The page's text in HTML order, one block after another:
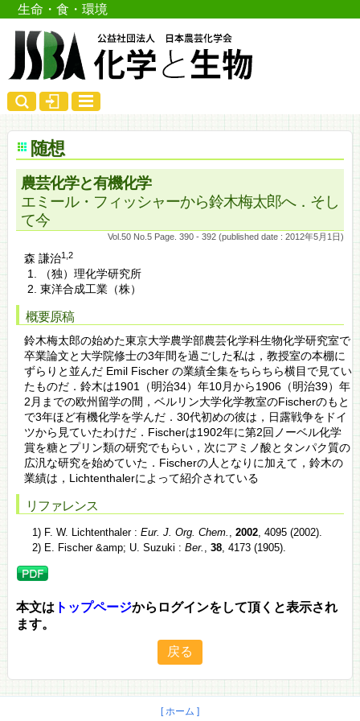
生命・食・環境
随想
農芸化学と有機化学
エミール・フィッシャーから鈴木梅太郎へ．そし
て今
Vol.50 No.5 Page. 390 - 392 (published date : 2012年5月1日)
森 謙治1,2
（独）理化学研究所
東洋合成工業（株）
概要原稿
鈴木梅太郎の始めた東京大学農学部農芸化学科生物化学研究室で
卒業論文と大学院修士の3年間を過ごした私は，教授室の本棚に
ずらりと並んだ Emil Fischer の業績全集をちらちら横目で見てい
たものだ．鈴木は1901（明治34）年10月から1906（明治39）年
2月までの欧州留学の間，ベルリン大学化学教室のFischerのもと
で3年ほど有機化学を学んだ．30代初めの彼は，日露戦争をドイ
ツから見ていたわけだ．Fischerは1902年に第2回ノーベル化学
賞を糖とプリン類の研究でもらい，次にアミノ酸とタンパク質の
広汎な研究を始めていた．Fischerの人となりに加えて，鈴木の
業績は，Lichtenthalerによって紹介されている
リファレンス
1) F. W. Lichtenthaler : Eur. J. Org. Chem. 2002, 4095 (2002).
2) E. Fischer &amp; U. Suzuki : Ber. 38, 4173 (1905).
本文は トップページからログインをして頂くと表示され
ます。
[ ホーム ]